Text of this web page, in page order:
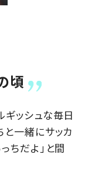
頃
ッシュな毎日
と一緒にサッカ
ちだよ」と間